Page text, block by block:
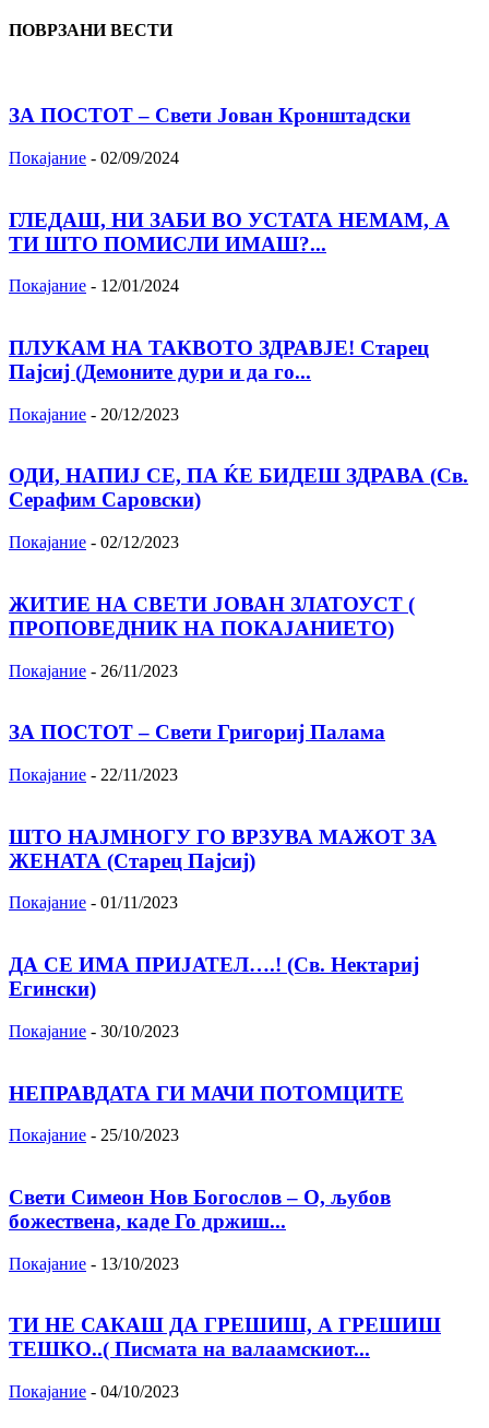
ПОВРЗАНИ ВЕСТИ
ЗА ПОСТОТ – Свети Јован Кронштадски
Покајание - 02/09/2024
ГЛЕДАШ, НИ ЗАБИ ВО УСТАТА НЕМАМ, А
ТИ ШТО ПОМИСЛИ ИМАШ?...
Покајание - 12/01/2024
ПЛУКАМ НА ТАКВОТО ЗДРАВЈЕ! Старец
Пајсиј (Демоните дури и да го...
Покајание - 20/12/2023
ОДИ, НАПИЈ СЕ, ПА ЌЕ БИДЕШ ЗДРАВА (Св.
Серафим Саровски)
Покајание - 02/12/2023
ЖИТИЕ НА СВЕТИ ЈОВАН ЗЛАТОУСТ (
ПРОПОВЕДНИК НА ПОКАЈАНИЕТО)
Покајание - 26/11/2023
ЗА ПОСТОТ – Свети Григориј Палама
Покајание - 22/11/2023
ШТО НАЈМНОГУ ГО ВРЗУВА МАЖОТ ЗА
ЖЕНАТА (Старец Пајсиј)
Покајание - 01/11/2023
ДА СЕ ИМА ПРИЈАТЕЛ….! (Св. Нектариј
Егински)
Покајание - 30/10/2023
НЕПРАВДАТА ГИ МАЧИ ПОТОМЦИТЕ
Покајание - 25/10/2023
Свети Симеон Нов Богослов – О, љубов
божествена, каде Го држиш...
Покајание - 13/10/2023
ТИ НЕ САКАШ ДА ГРЕШИШ, А ГРЕШИШ
ТЕШКО..( Писмата на валаамскиот...
Покајание - 04/10/2023